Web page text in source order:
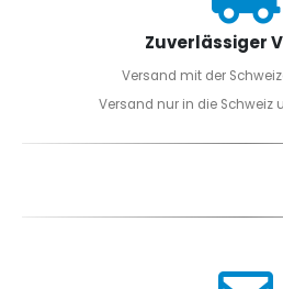
Zuverlässiger
Versand mit der
Versand nur in die Schweiz